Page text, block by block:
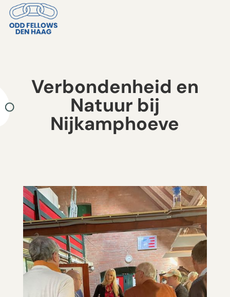
Verbondenheid en
Natuur bij
Nijkamphoeve